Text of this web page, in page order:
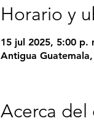
Horario y
15 jul 2025, 5:00 p.
Antigua
Acerca del